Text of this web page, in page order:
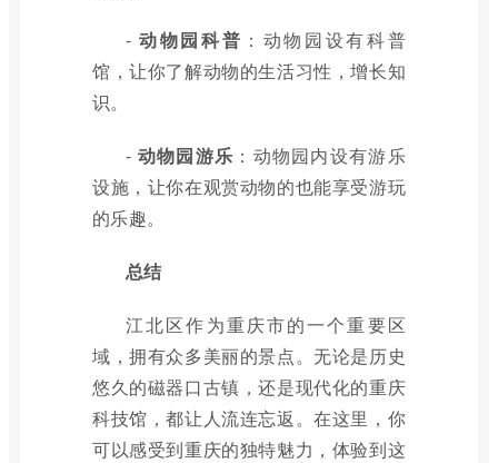
- 动物园科普 ：动物园设有科普
馆，让你了解动物的生活习性，增长知
识。
- 动物园游乐 ：动物园内设有游乐
设施，让你在观赏动物的也能享受游玩
的乐趣。
总结
江北区作为重庆市的一个重要区
域，拥有众多美丽的景点。无论是历史
悠久的磁器口古镇，还是现代化的重庆
科技馆，都让人流连忘返。在这里，你
可以感受到重庆的独特魅力，体验到这